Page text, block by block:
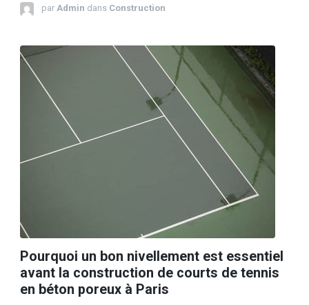
par Admin dans Construction
Pourquoi un bon nivellement est essentiel
avant la construction de courts de tennis
en béton poreux à Paris